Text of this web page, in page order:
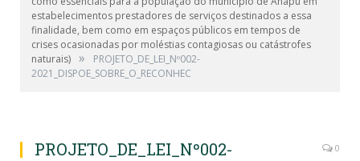
estabelecimentos prestadores de serviços destinados a essa
finalidade, bem como em espaços públicos em tempos de
crises ocasionadas por moléstias contagiosas ou catástrofes
naturais) »
PROJETO_DE_LEI_Nº002-
2021_DISPOE_SOBRE_O_RECONHEC
PROJETO_DE_LEI_Nº002-
0